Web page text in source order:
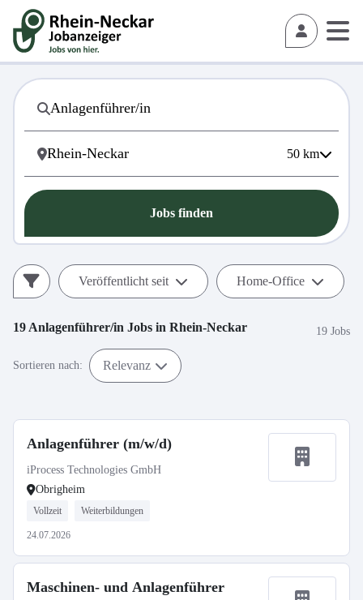
50 km
Jobs finden
Veröffentlicht seit Home-Office
19 Anlagenführer/in Jobs in Rhein-Neckar 19 Jobs
Sortieren nach: Relevanz
Anlagenführer (m/w/d)
iProcess Technologies GmbH
Obrigheim
Vollzeit Weiterbildungen
24.07.2026
Maschinen- und Anlagenführer